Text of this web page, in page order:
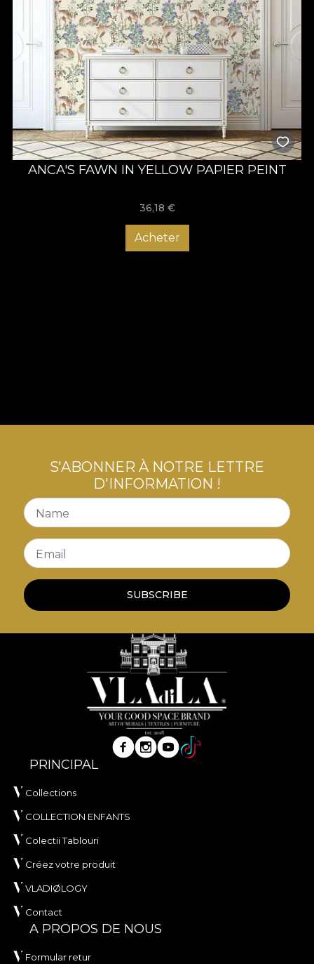
ANCA'S FAWN IN YELLOW PAPIER PEINT
36,18 €
Acheter
S'ABONNER À NOTRE LETTRE
D'INFORMATION !
Name
Email
SUBSCRIBE
PRINCIPAL
Collections
COLLECTION ENFANTS
Colectii Tablouri
Créez votre produit
VLADIØLOGY
Contact
A PROPOS DE NOUS
Formular retur